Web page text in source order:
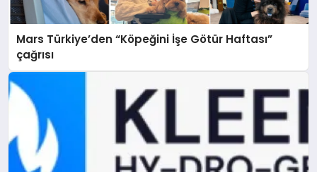
Mars Türkiye’den “Köpeğini İşe Götür Haftası”
çağrısı